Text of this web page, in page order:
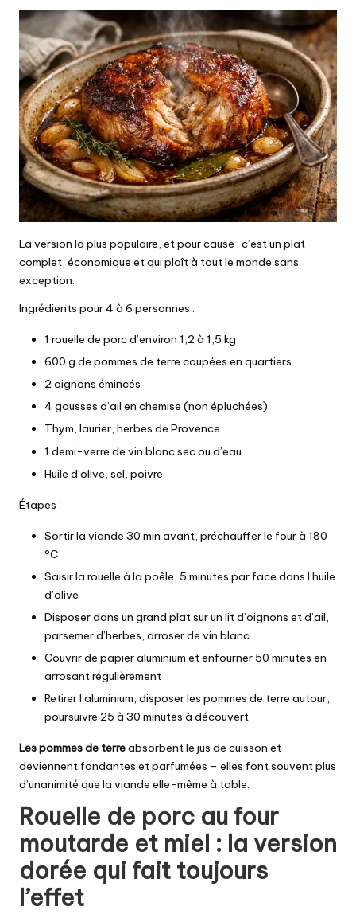
La version la plus populaire, et pour cause : c’est un plat
complet, économique et qui plaît à tout le monde sans
exception.
Ingrédients pour 4 à 6 personnes :
1 rouelle de porc d’environ 1,2 à 1,5 kg
600 g de pommes de terre coupées en quartiers
2 oignons émincés
4 gousses d’ail en chemise (non épluchées)
Thym, laurier, herbes de Provence
1 demi-verre de vin blanc sec ou d’eau
Huile d’olive, sel, poivre
Étapes :
Sortir la viande 30 min avant, préchauffer le four à 180
°C
Saisir la rouelle à la poêle, 5 minutes par face dans l’huile
d’olive
Disposer dans un grand plat sur un lit d’oignons et d’ail,
parsemer d’herbes, arroser de vin blanc
Couvrir de papier aluminium et enfourner 50 minutes en
arrosant régulièrement
Retirer l’aluminium, disposer les pommes de terre autour,
poursuivre 25 à 30 minutes à découvert
Les pommes de terreabsorbent le jus de cuisson et
deviennent fondantes et parfumées – elles font souvent plus
d’unanimité que la viande elle-même à table.
Rouelle de porc au four
moutarde et miel : la version
dorée qui fait toujours
l’effet